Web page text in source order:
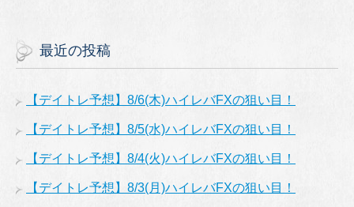
最近の投稿
【デイトレ予想】8/6(木)ハイレバFXの狙い目！
【デイトレ予想】8/5(水)ハイレバFXの狙い目！
【デイトレ予想】8/4(火)ハイレバFXの狙い目！
【デイトレ予想】8/3(月)ハイレバFXの狙い目！